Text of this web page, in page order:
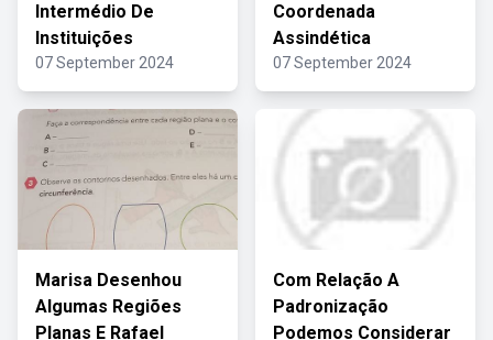
Intermédio De
Instituições
07 September 2024
Coordenada
Assindética
07 September 2024
Marisa Desenhou
Algumas Regiões
Planas E Rafael
Com Relação A
Padronização
Podemos Considerar